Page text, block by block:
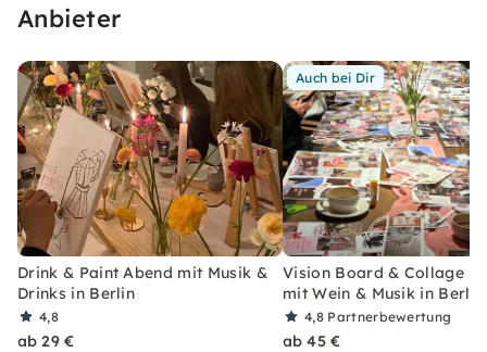
werden.
Anbieter
Drink & Paint Abend mit Musik &
Drinks in Berlin
4,8
ab 29 €
Auch bei Dir
Vision Board & Collage
mit Wein & Musik in Berlin
4,8 Partnerbewertung
ab 45 €